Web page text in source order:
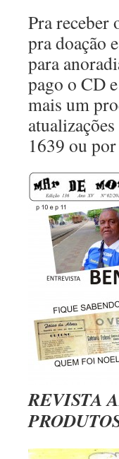
Pra receber
pra doação
para
pago o CD
mais um
1639 ou
REVISTA